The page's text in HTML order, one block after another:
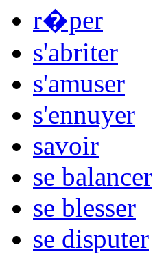
r�per
s'abriter
s'amuser
s'ennuyer
savoir
se balancer
se blesser
se disputer